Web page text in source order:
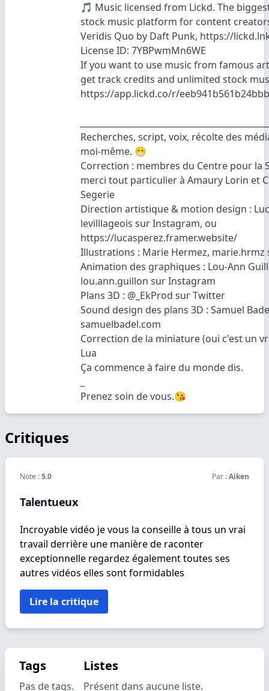
🎵 Music licensed from Lickd. The
stock music platform for content
Veridis Quo by Daft Punk, https://
License ID: 7YBPwmMn6WE
If you want to use music from famous
get track credits and unlimited stock
https://app.lickd.co/r/
Recherches, script, voix, récolte des
moi-même. 😁
Correction : membres du Centre pour la
merci tout particulier à Amaury Lorin et
Segerie
Direction artistique & motion design :
levilllageois sur Instagram, ou
https://lucasperez.framer.website/
Illustrations : Marie Hermez,
Animation des graphiques : Lou-Ann
lou.ann.guillon sur Instagram
Plans 3D : @_EkProd sur Twitter
Sound design des plans 3D : Samuel
samuelbadel.com
Correction de la miniature (oui c'est un
Lua
Ça commence à faire du monde dis.
Prenez soin de vous.😘
Critiques
Note :5.0 Par :Aiken
Talentueux
Incroyable vidéo je vous la conseille à tous un vrai
travail derrière une manière de raconter
exceptionnelle regardez également toutes ses
autres vidéos elles sont formidables
Lire la critique
Tags
Pas de tags.
Listes
Présent dans aucune liste.